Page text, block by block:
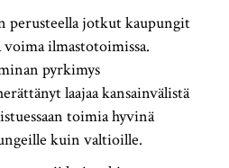
perusteella jotkut kaupungit
ilmastotoimissa.
pyrkimys
laajaa kansainvälistä
toimia hyvinä
kuin valtioille.